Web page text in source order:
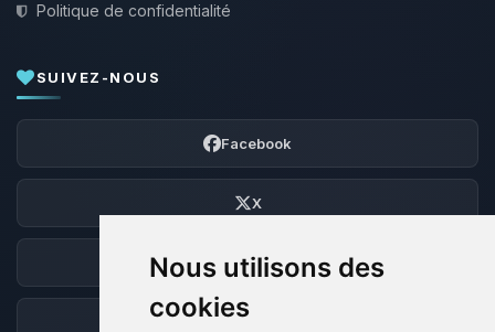
Nous utilisons des
cookies
Politique de confidentialité
SUIVEZ-NOUS
Facebook
X
Discord
Forum